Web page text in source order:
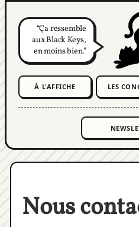
Ça ressemble
aux Black Keys,
en moins bien.
À L'AFFICHE LES
Nous